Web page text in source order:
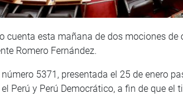
cuenta esta mañana de dos mociones de
Romero Fernández.
5371, presentada el 25 de enero
Perú y Perú Democrático, a fin de que el